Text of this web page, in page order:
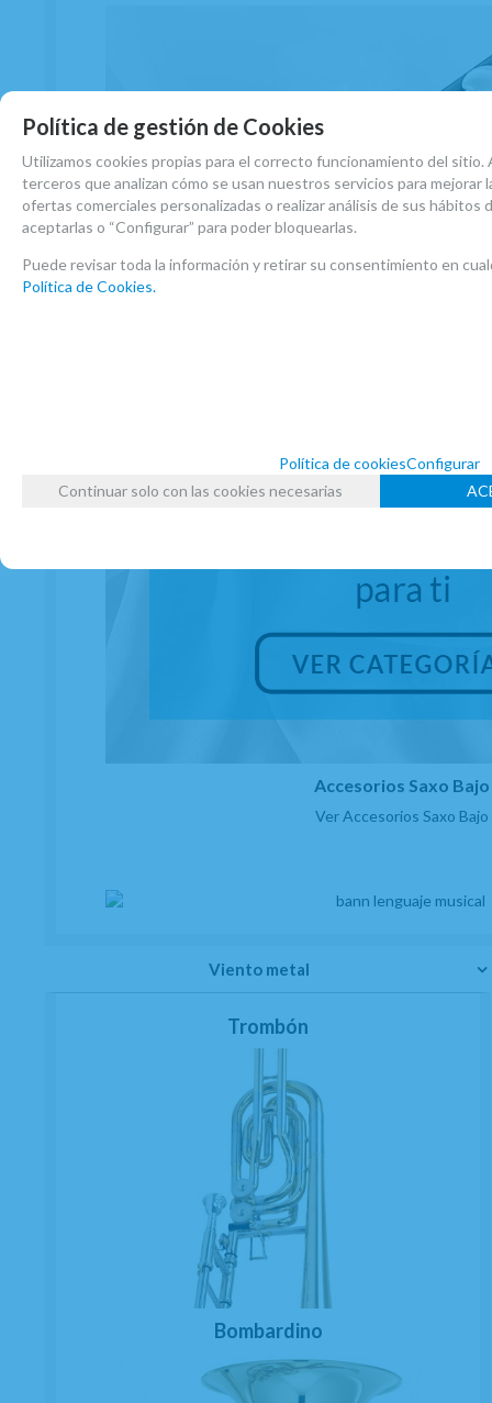
Accesorios Saxo Bajo
Ver Accesorios Saxo Bajo
Viento metal
Trombón
Bombardino
Política de gestión de Cookies
Utilizamos cookies propias para el correcto funcionamiento del sitio.
terceros que analizan cómo se usan nuestros servicios para mejorar
ofertas comerciales personalizadas o realizar análisis de sus hábitos
aceptarlas o “Configurar” para poder bloquearlas.
Puede revisar toda la información y retirar su consentimiento en
Política de Cookies.
Política de cookiesConfigurar
Continuar solo con las cookies necesarias